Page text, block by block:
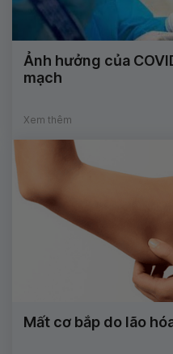
Ảnh hưởng của
mạch
Xem thêm
Mất cơ bắp do lão